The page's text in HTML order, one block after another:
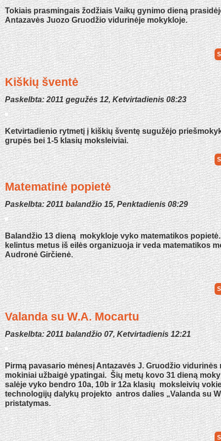
Tokiais prasmingais žodžiais Vaikų gynimo dieną
Antazavės Juozo Gruodžio vidurinėje mokykloje.
Kiškių šventė
Paskelbta: 2011 gegužės 12, Ketvirtadienis 08:23
Ketvirtadienio rytmetį į kiškių šventę sugužėjo
grupės bei 1-5 klasių moksleiviai.
Matematinė popietė
Paskelbta: 2011 balandžio 15, Penktadienis 08:29
Balandžio 13 dieną mokykloje vyko matematikos
kelintus metus iš eilės organizuoja ir veda matematikos
Audronė Girčienė.
Valanda su W.A. Mocartu
Paskelbta: 2011 balandžio 07, Ketvirtadienis 12:21
Pirmą pavasario mėnesį Antazavės J. Gruodžio vidurinės
mokiniai užbaigė ypatingai. Šių metų kovo 31 dieną
salėje vyko bendro 10a, 10b ir 12a klasių moksleivių
technologijų dalykų projekto antros dalies „Valanda su
pristatymas.